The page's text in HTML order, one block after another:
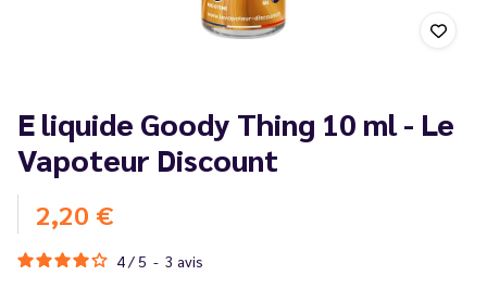
E liquide Goody Thing 10 ml - Le
Vapoteur Discount
2,20 €
4/ 5 - 3 avis